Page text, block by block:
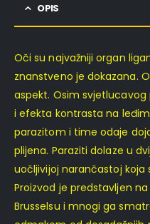
OPIS
Oči su najvažniji organ
znanstveno je dokazana.
aspekt. Osim
i efekta kontrasta na
parazitom i time odaje
plijena. Paraziti dolaze u
uočljivijoj narančastoj koja
Proizvod je predstavljen na
Brusselsu i mnogi ga